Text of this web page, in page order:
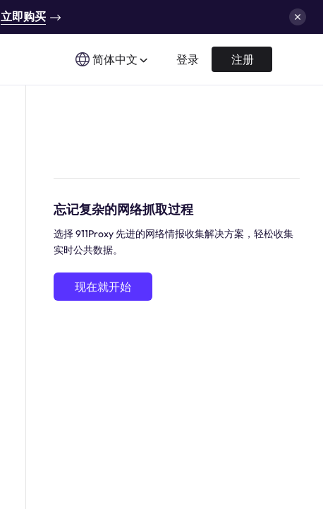
立即购买
简体中文 登录 注册
忘记复杂的网络抓取过程
选择 911Proxy 先进的网络情报收集解决方案，轻松收集
实时公共数据。
现在就开始